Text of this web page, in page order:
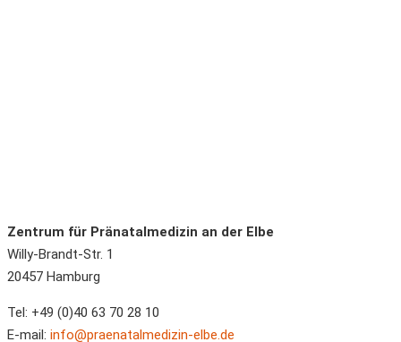
Zentrum für Pränatalmedizin an der Elbe
Willy-Brandt-Str. 1
20457 Hamburg
Tel: +49 (0)40 63 70 28 10
E-mail: info@praenatalmedizin-elbe.de